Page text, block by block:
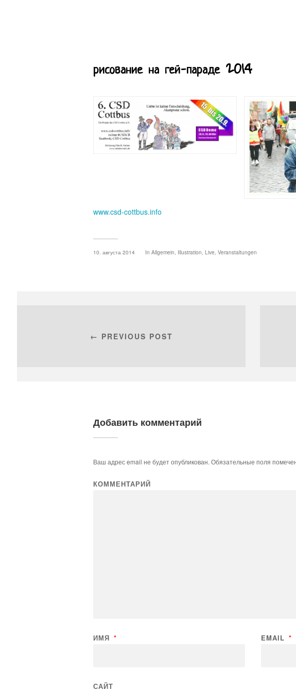
рисование на гей-параде 2014
www.csd-cottbus.info
10. августа 2014 In Allgemein, Illustration, Live, Veranstaltungen
← PREVIOUS POST
Добавить комментарий
Ваш адрес email не будет опубликован. Обязательные поля
КОММЕНТАРИЙ
ИМЯ * EMAIL *
САЙТ